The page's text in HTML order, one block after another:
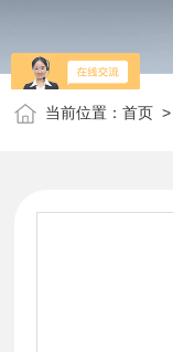
当前位置：首页 >